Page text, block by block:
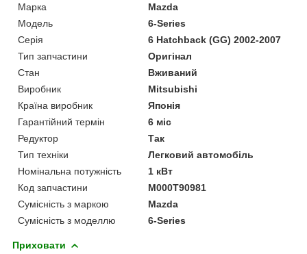
Марка
Mazda
Модель
6-Series
Серія
6 Hatchback (GG) 2002-2007
Тип запчастини
Оригінал
Стан
Вживаний
Виробник
Mitsubishi
Країна виробник
Японія
Гарантійний термін
6 міс
Редуктор
Так
Тип техніки
Легковий автомобіль
Номінальна потужність
1 кВт
Код запчастини
M000T90981
Сумісність з маркою
Mazda
Сумісність з моделлю
6-Series
Приховати